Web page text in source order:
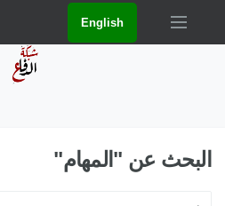
English
البحث عن "المهام"